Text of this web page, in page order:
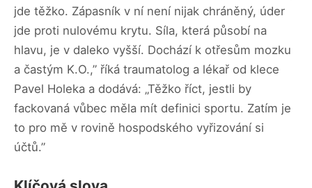
jde těžko. Zápasník v ní není nijak chráněný, úder
jde proti nulovému krytu. Síla, která působí na
hlavu, je v daleko vyšší. Dochází k otřesům mozku
a častým K.O.,” říká traumatolog a lékař od klece
Pavel Holeka a dodává: „Těžko říct, jestli by
fackovaná vůbec měla mít definici sportu. Zatím je
to pro mě v rovině hospodského vyřizování si
účtů.”